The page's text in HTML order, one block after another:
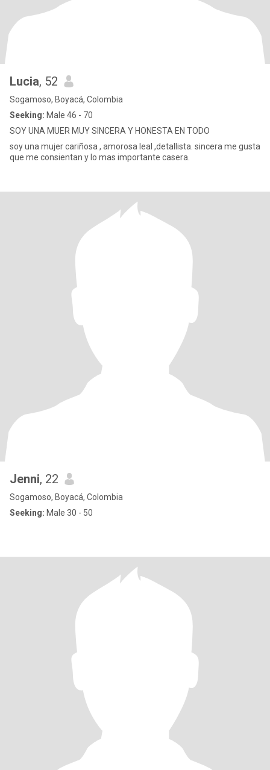
Lucia, 52
Sogamoso, Boyacá, Colombia
Seeking: Male 46 - 70
SOY UNA MUER MUY SINCERA Y HONESTA EN TODO
soy una mujer cariñosa , amorosa leal ,detallista. sincera me gusta
que me consientan y lo mas importante casera.
Jenni, 22
Sogamoso, Boyacá, Colombia
Seeking: Male 30 - 50